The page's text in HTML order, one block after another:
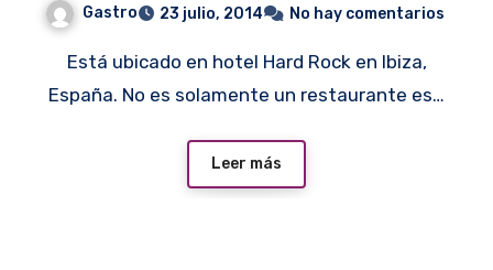
Gastro 23 julio, 2014 No hay comentarios
Está ubicado en hotel Hard Rock en Ibiza,
España. No es solamente un restaurante es…
Leer más